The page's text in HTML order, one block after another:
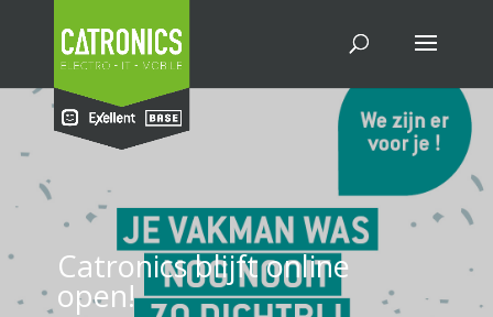
Catronics blijft online
open!